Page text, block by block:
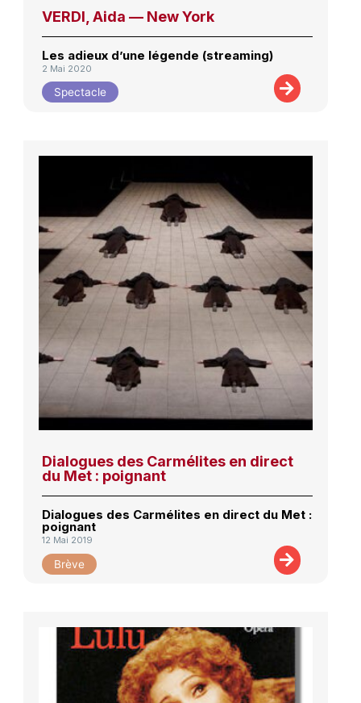
VERDI, Aida — New York
Les adieux d’une légende (streaming)
2 Mai 2020
Spectacle
Dialogues des Carmélites en direct
du Met : poignant
Dialogues des Carmélites en direct du Met :
poignant
12 Mai 2019
Brève